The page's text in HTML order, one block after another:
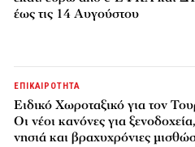
έως τις 14 Αυγούστου
ΕΠΙΚΑΙΡΟΤΗΤΑ
Ειδικό Χωροταξικό για τον
Οι νέοι κανόνες για ξενοδοχεία,
νησιά και βραχυχρόνιες